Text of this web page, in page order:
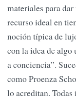
materiales para
recurso ideal en
noción típica de
con la idea de
a conciencia”.
como Proenza
lo acreditan.